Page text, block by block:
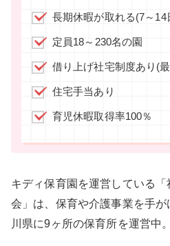
長期休暇が取れる(7～14
定員18～230名の園
借り上げ社宅制度あり(
住宅手当あり
育児休暇取得率100％
キディ保育園を運営している
会」は、保育や介護事業を手
川県に9ヶ所の保育所を運営中。